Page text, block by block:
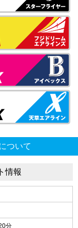
ついて
情報
分